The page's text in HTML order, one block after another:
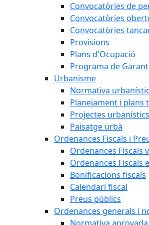
Convocatòries de
Convocatòries
Convocatòries
Provisions
Plans d'Ocupació
Programa de
Urbanisme
Normativa
Planejament i plans
Projectes urbanístics
Paisatge urbà
Ordenances Fiscals i
Ordenances Fiscals
Ordenances Fiscals
Bonificacions fiscals
Calendari fiscal
Preus públics
Ordenances generals i